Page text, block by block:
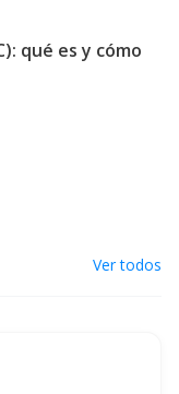
qué es y cómo
Ver todos